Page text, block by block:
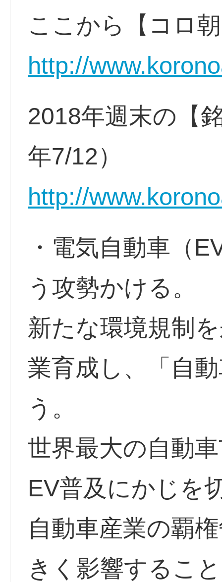
ここから【コロ
http://
2018年週末の【
年7/12）
http://
・電気自動車（
う攻勢かける。
新たな環境規制
業育成し、「自
う。
世界最大の自動
EV普及にかじを
自動車産業の覇
きく影響するこ